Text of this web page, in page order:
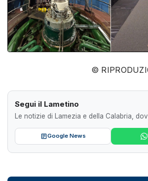
©
Segui il Lametino
Le notizie di Lamezia e della Calabria,
Google News